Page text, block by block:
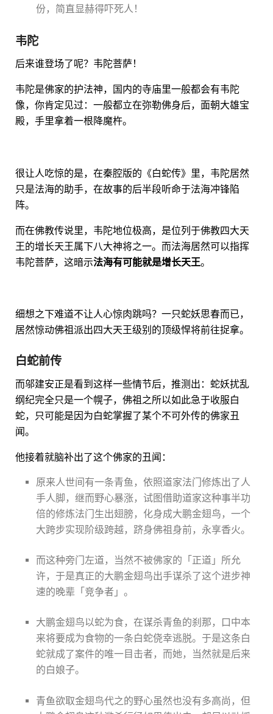
份，简直显赫得吓死人！
韦陀
后来谁登场了呢？韦陀菩萨！
韦陀是佛家的护法神，国内的寺庙里一般都会有韦陀
像，你肯定见过：一般都立在弥勒佛身后，面朝大雄宝
殿，手里拿着一根降魔杵。
很让人吃惊的是，在秦腔版的《白蛇传》里，韦陀居然
只是法海的助手，在故事的后半段听命于法海冲锋陷
阵。
而在佛教传说里，韦陀地位极高，是位列于佛教四大天
王的增长天王属下八大神将之一。而法海居然可以指挥
韦陀菩萨，这暗示法海有可能就是增长天王。
细想之下难道不让人心惊肉跳吗？一只蛇妖思春而已，
居然惊动佛祖派出四大天王级别的顶级悍将前往捉拿。
白蛇前传
而邬建安正是看到这样一些情节后，推测出：蛇妖扰乱
纲纪完全只是一个幌子，佛祖之所以如此急于收服白
蛇，只可能是因为白蛇掌握了某个不可外传的佛家丑
闻。
他接着就脑补出了这个佛家的丑闻：
原来人世间有一条青鱼，依照道家法门修炼出了人
手人脚，继而野心暴涨，试图借助道家这种事半功
倍的修炼法门生出翅膀，化身成大鹏金翅鸟，一个
大跨步实现阶级跨越，跻身佛祖身前，永享香火。
而这种旁门左道，当然不被佛家的「正道」所允
许，于是真正的大鹏金翅鸟出手谋杀了这个进步神
速的晚辈「竞争者」。
大鹏金翅鸟以蛇为食，在谋杀青鱼的刹那，口中本
来将要成为食物的一条白蛇侥幸逃脱。于是这条白
蛇就成了案件的唯一目击者，而她，当然就是后来
的白娘子。
青鱼欲取金翅鸟代之的野心虽然也没有多高尚，但